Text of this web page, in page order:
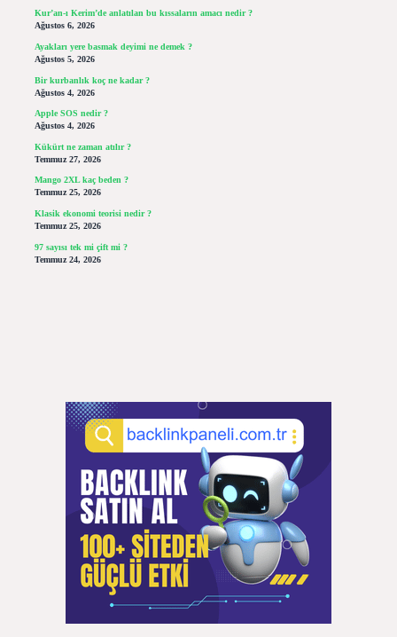
Kur’an-ı Kerim’de anlatılan bu kıssaların amacı nedir ?
Ağustos 6, 2026
Ayakları yere basmak deyimi ne demek ?
Ağustos 5, 2026
Bir kurbanlık koç ne kadar ?
Ağustos 4, 2026
Apple SOS nedir ?
Ağustos 4, 2026
Kükürt ne zaman atılır ?
Temmuz 27, 2026
Mango 2XL kaç beden ?
Temmuz 25, 2026
Klasik ekonomi teorisi nedir ?
Temmuz 25, 2026
97 sayısı tek mi çift mi ?
Temmuz 24, 2026